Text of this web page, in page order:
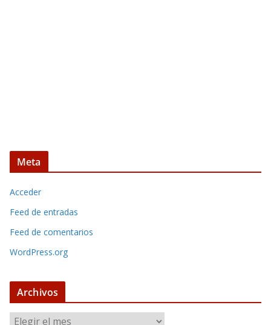
Meta
Acceder
Feed de entradas
Feed de comentarios
WordPress.org
Archivos